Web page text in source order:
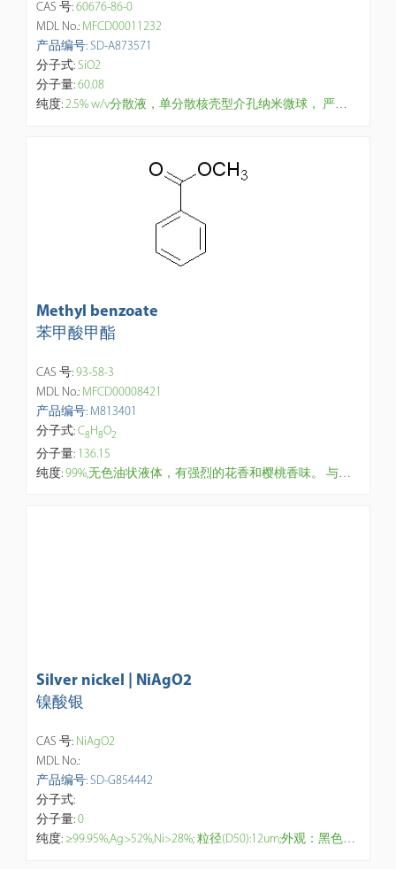
m，孔径：3-5nm
CAS 号:60676-86-0
MDL No.: MFCD00011232
产品编号: SD-A873571
分子式:SiO2
分子量:60.08
纯度:2.5% w/v分散液，单分散核壳型介孔纳米微球， 严格正球形品控，粒径分布均一(CV%<2.5%)、 孔径3-5nm、 孔洞分布均匀，大比表、 强吸附、高负载能力，表面和孔道富含可修饰的羟基(-OH)官能团，易于功能化。分散性良好;具热稳定性， 生物相容性极好，可降解。【研究与应用方向】：制备响应性光子晶体、构筑有序结构材料、生物医学。检测、催化剂载体(如贵金属)、吸附(如H2S、甲醛、藻毒素等), 分离、色谱层析、造影、大分子药物载体(如蛋白等)，药物缓释控释等。
Methyl benzoate
苯甲酸甲酯
CAS 号:93-58-3
MDL No.: MFCD00008421
产品编号: M813401
分子式:C8H8O2
分子量: 136.15
纯度:99%,无色油状液体，有强烈的花香和樱桃香味。 与乙醚混溶，溶于甲醇、乙醚，不溶于水和甘油。用途 用作纤维素酯、纤维素醚、合成树脂和橡胶的溶剂及聚酯纤维的助染剂，用于配制香精
Silver nickel | NiAgO2
镍酸银
CAS 号: NiAgO2
MDL No.:
产品编号: SD-G854442
分子式:
分子量:0
纯度: ≥99.95%,Ag>52%,Ni>28%; 粒径(D50):12um;外观：黑色粉末. 主要用途：金属镀膜，芯片制造，碱性柱式电池，碱性扣式电池，银锌电池，